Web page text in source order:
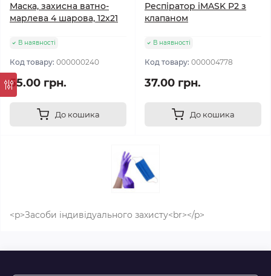
Маска, захисна ватно-
марлева 4 шарова, 12х21
В наявності
Код товару: 000000240
55.00 грн.
До кошика
Респіратор iMASK P2 з
клапаном
В наявності
Код товару: 000004778
37.00 грн.
До кошика
<p>Засоби індивідуального захисту<br></p>